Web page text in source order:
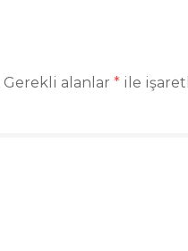
Gerekli alanlar * ile